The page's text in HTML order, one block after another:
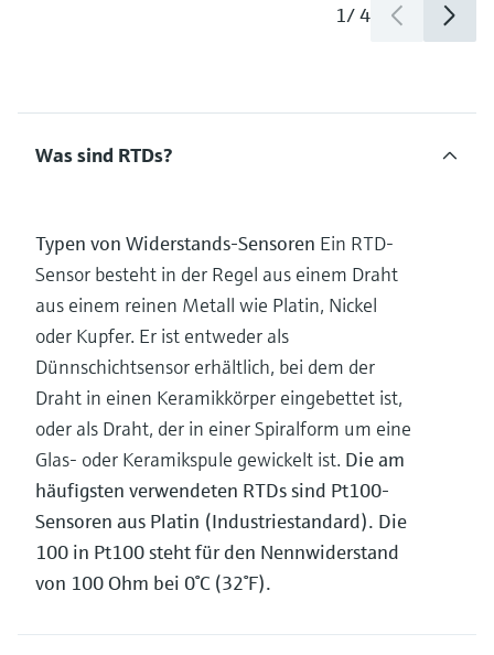
1/4
Was sind RTDs?
Typen von Widerstands-Sensoren Ein RTD-
Sensor besteht in der Regel aus einem Draht
aus einem reinen Metall wie Platin, Nickel
oder Kupfer. Er ist entweder als
Dünnschichtsensor erhältlich, bei dem der
Draht in einen Keramikkörper eingebettet ist,
oder als Draht, der in einer Spiralform um eine
Glas- oder Keramikspule gewickelt ist. Die am
häufigsten verwendeten RTDs sind Pt100-
Sensoren aus Platin (Industriestandard). Die
100 in Pt100 steht für den Nennwiderstand
von 100 Ohm bei 0°C (32°F).